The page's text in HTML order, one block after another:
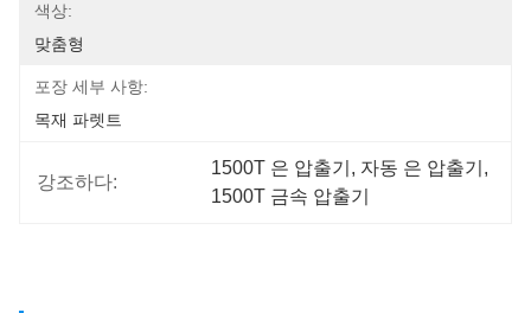
색상:
맞춤형
포장 세부 사항:
목재 파렛트
강조하다:
1500T 은 압출기 , 자동 은 압출기
1500T 금속 압출기